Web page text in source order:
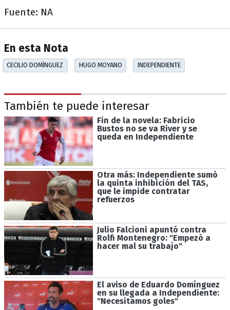
Fuente: NA
En esta Nota
CECILIO DOMÍNGUEZ HUGO MOYANO INDEPENDIENTE
También te puede interesar
Fin de la novela: Fabricio
Bustos no se va River y se
queda en Independiente
Otra más: Independiente sumó
la quinta inhibición del TAS,
que le impide contratar
refuerzos
Julio Falcioni apuntó contra
Rolfi Montenegro: "Empezó a
hacer mal su trabajo"
El aviso de Eduardo Domínguez
en su llegada a Independiente:
"Necesitamos goles"